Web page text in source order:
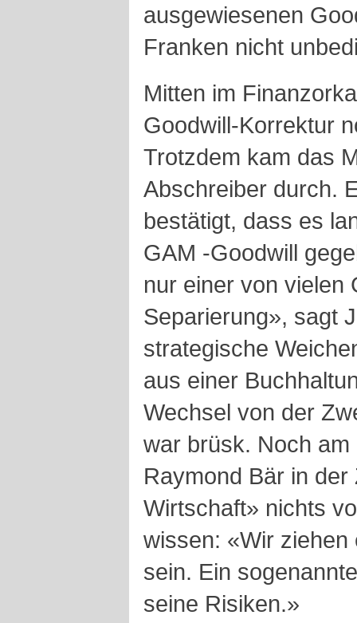
ausgewiesenen
Franken nicht
Mitten im
Goodwill-Korrektur
Trotzdem kam das
Abschreiber durch.
bestätigt, dass es
GAM -Goodwill
nur einer von vielen
Separierung», sagt
strategische
aus einer
Wechsel von der
war brüsk. Noch
Raymond Bär in
Wirtschaft» nichts
wissen: «Wir
sein. Ein
seine Risiken.»